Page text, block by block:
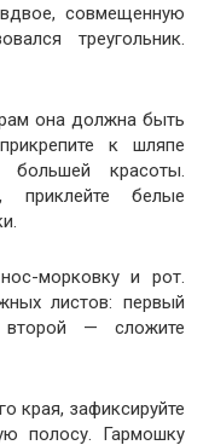
совмещенную
треугольник.
она должна быть
к шляпе
красоты.
приклейте белые
морковку и рот.
листов: первый
второй — сложите
края, зафиксируйте
полосу. Гармошку